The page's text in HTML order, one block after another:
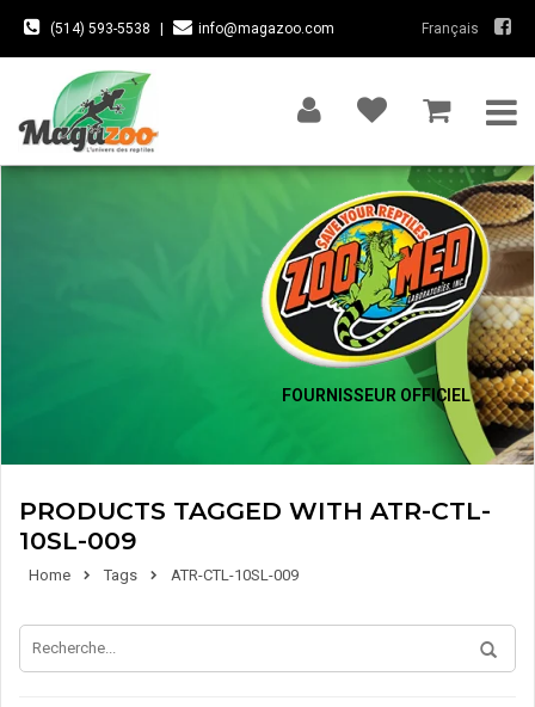
(514) 593-5538 info@magazoo.com Français
FOURNISSEUR OFFICIEL
PRODUCTS TAGGED WITH ATR-CTL-
10SL-009
Home Tags ATR-CTL-10SL-009